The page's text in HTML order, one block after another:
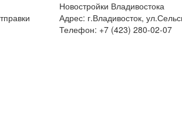
Новостройки Владивостока
Адрес: г.Владивосток,
Телефон: +7 (423) 280-02-07